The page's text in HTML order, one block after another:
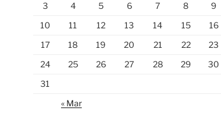
3
4 5 6 7 8
9
10
11 12 13 14 15
16
17
18 19 20 21 22
23
24
25 26 27 28 29
30
31
« Mar